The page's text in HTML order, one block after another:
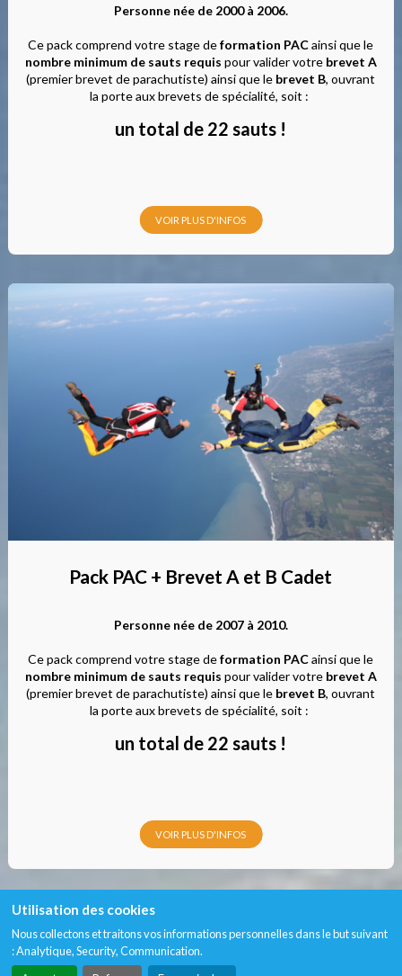
Utilisation des cookies
Nous collectons et traitons vos informations personnelles dans le but suivant
:Analytique, Security, Communication.
Personne née de 2000 à 2006.
Ce pack comprend votre stage deformation PACainsi que le
nombre minimum de sauts requis pour valider votrebrevet A
(premier brevet de parachutiste) ainsi que le brevet B, ouvrant
la porte aux brevets de spécialité, soit :
un total de 22 sauts !
VOIR PLUS D'INFOS
Pack PAC + Brevet A et B Cadet
Personne née de 2007 à 2010.
Ce pack comprend votre stage deformation PACainsi que le
nombre minimum de sauts requis pour valider votrebrevet A
(premier brevet de parachutiste) ainsi que le brevet B, ouvrant
la porte aux brevets de spécialité, soit :
un total de 22 sauts !
VOIR PLUS D'INFOS